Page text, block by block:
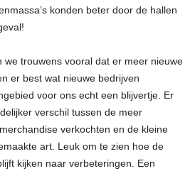
konden beter door de hallen
we trouwens vooral dat er meer nieuwe
er best wat nieuwe bedrijven
voor ons echt een blijvertje. Er
verschil tussen de meer
verkochten en de kleine
art. Leuk om te zien hoe de
kijken naar verbeteringen. Een